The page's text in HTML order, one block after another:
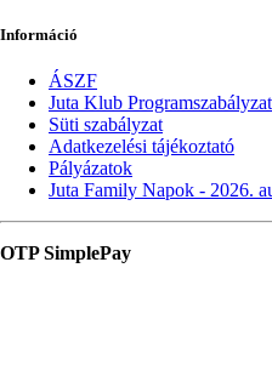
Információ
ÁSZF
Juta Klub
Süti szabályzat
Adatkezelési tájékoztató
Pályázatok
Juta Family Napok - 2026.
OTP SimplePay